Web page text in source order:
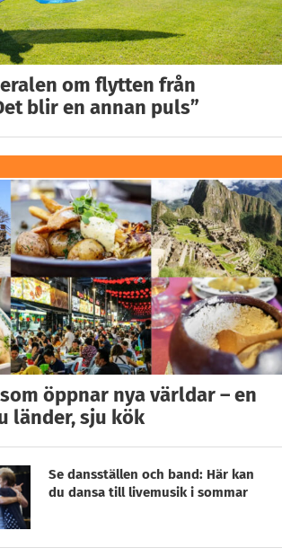
om flytten från
blir en annan puls”
öppnar nya världar – en
länder, sju kök
Se dansställen och band: Här kan
du dansa till livemusik i sommar